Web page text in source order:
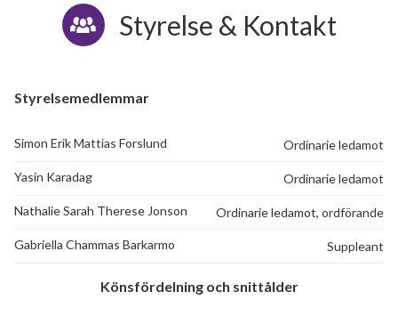
Styrelse & Kontakt
Styrelsemedlemmar
Simon Erik Mattias Forslund Ordinarie ledamot
Yasin Karadag Ordinarie ledamot
Nathalie Sarah Therese Jonson Ordinarie ledamot, ordförande
Gabriella Chammas Barkarmo Suppleant
Könsfördelning och snittålder